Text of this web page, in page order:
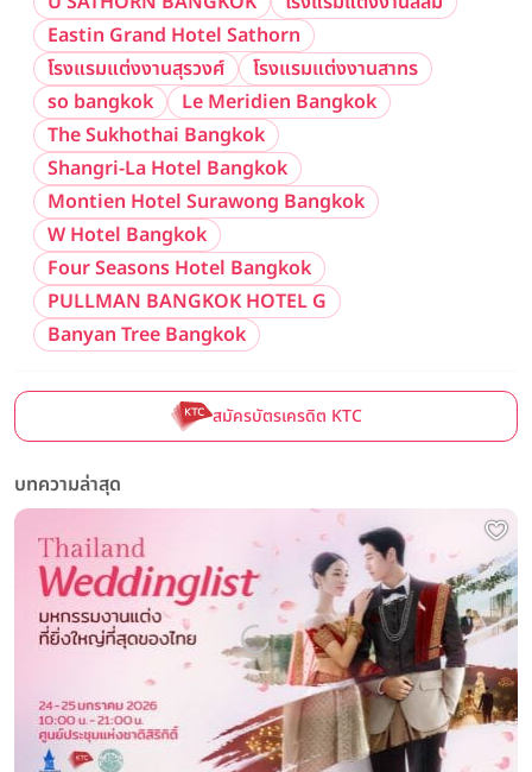
Eastin Grand Hotel Sathorn
โรงแรมแต่งงานสุรวงศ์
โรงแรมแต่งงานสาทร
so bangkok
Le Meridien Bangkok
The Sukhothai Bangkok
Shangri-La Hotel Bangkok
Montien Hotel Surawong Bangkok
W Hotel Bangkok
Four Seasons Hotel Bangkok
PULLMAN BANGKOK HOTEL G
Banyan Tree Bangkok
สมัครบัตรเครดิต KTC
บทความล่าสุด